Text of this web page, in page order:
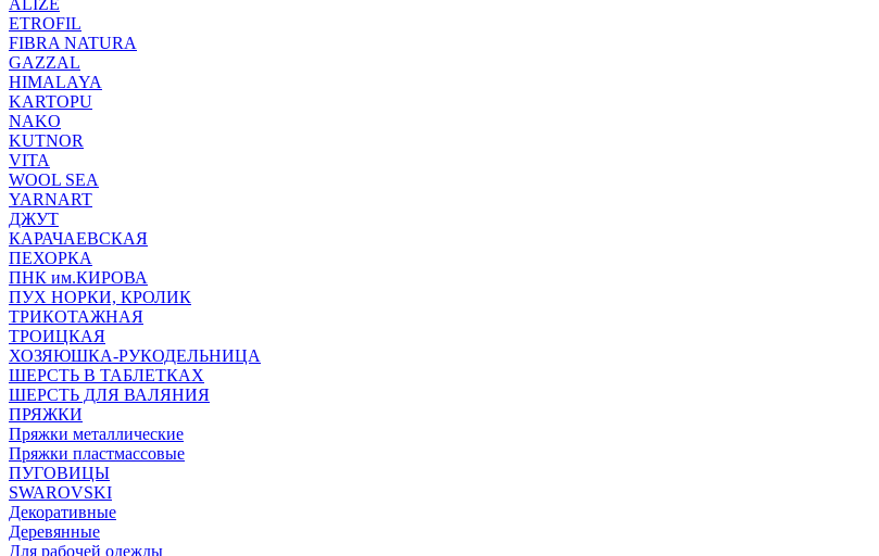
ALIZE
ETROFIL
FIBRA NATURA
GAZZAL
HIMALAYA
KARTOPU
NAKO
KUTNOR
VITA
WOOL SEA
YARNART
ДЖУТ
КАРАЧАЕВСКАЯ
ПЕХОРКА
ПНК им.КИРОВА
ПУХ НОРКИ, КРОЛИК
ТРИКОТАЖНАЯ
ТРОИЦКАЯ
ХОЗЯЮШКА-РУКОДЕЛЬНИЦА
ШЕРСТЬ В ТАБЛЕТКАХ
ШЕРСТЬ ДЛЯ ВАЛЯНИЯ
ПРЯЖКИ
Пряжки металлические
Пряжки пластмассовые
ПУГОВИЦЫ
SWAROVSKI
Декоративные
Деревянные
Для рабочей одежды